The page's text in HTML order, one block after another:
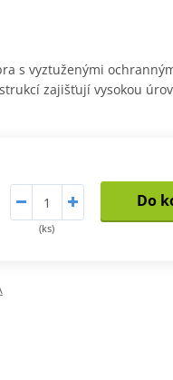
s vyztuženými
zajišťují vysokou
(ks)
Do